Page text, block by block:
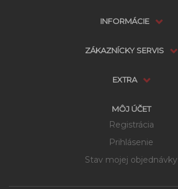
INFORMÁCIE
ZÁKAZNÍCKY SERVIS
EXTRA
MÔJ ÚČET
Registrácia
Prihlásenie
Stav mojej objednávky